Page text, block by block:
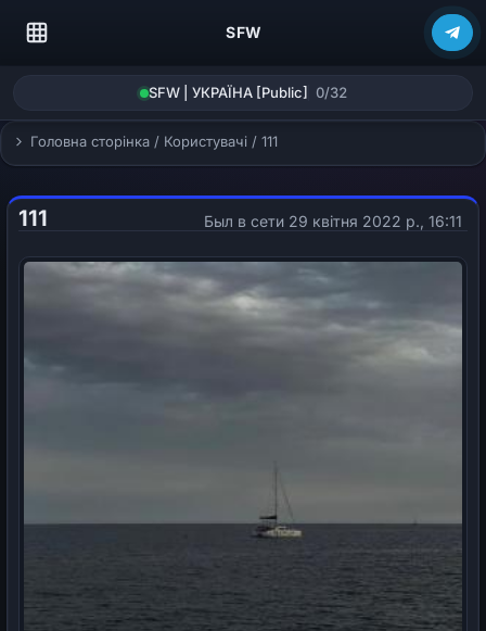
SFW
SFW | УКРАЇНА [Public] 0/32
Головна сторінка / Користувачі / 111
111 Был в сети 29 квітня 2022 р., 16:11